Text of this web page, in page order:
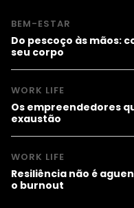
BEM-ESTAR
Do pescoço às mãos:
seu corpo
WORK LIFE
Os empreendedores
exaustão
WORK LIFE
Resiliência não é
o burnout